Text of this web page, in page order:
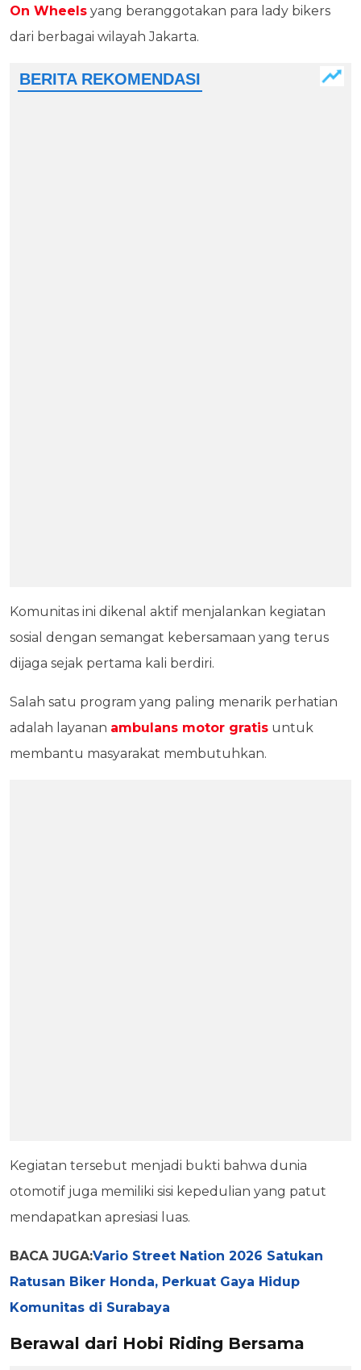
On Wheels yang beranggotakan para lady bikers
dari berbagai wilayah Jakarta.
Komunitas ini dikenal aktif menjalankan kegiatan
sosial dengan semangat kebersamaan yang terus
dijaga sejak pertama kali berdiri.
Salah satu program yang paling menarik perhatian
adalah layanan ambulans motor gratis untuk
membantu masyarakat membutuhkan.
Kegiatan tersebut menjadi bukti bahwa dunia
otomotif juga memiliki sisi kepedulian yang patut
mendapatkan apresiasi luas.
BACA JUGA:Vario Street Nation 2026 Satukan
Ratusan Biker Honda, Perkuat Gaya Hidup
Komunitas di Surabaya
Berawal dari Hobi Riding Bersama